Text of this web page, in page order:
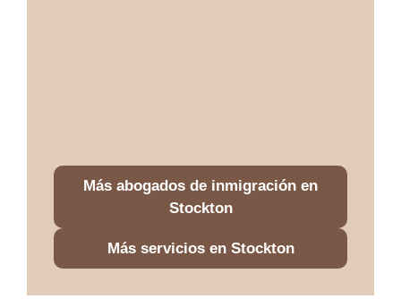
Más abogados de inmigración en
Stockton
Más servicios en Stockton